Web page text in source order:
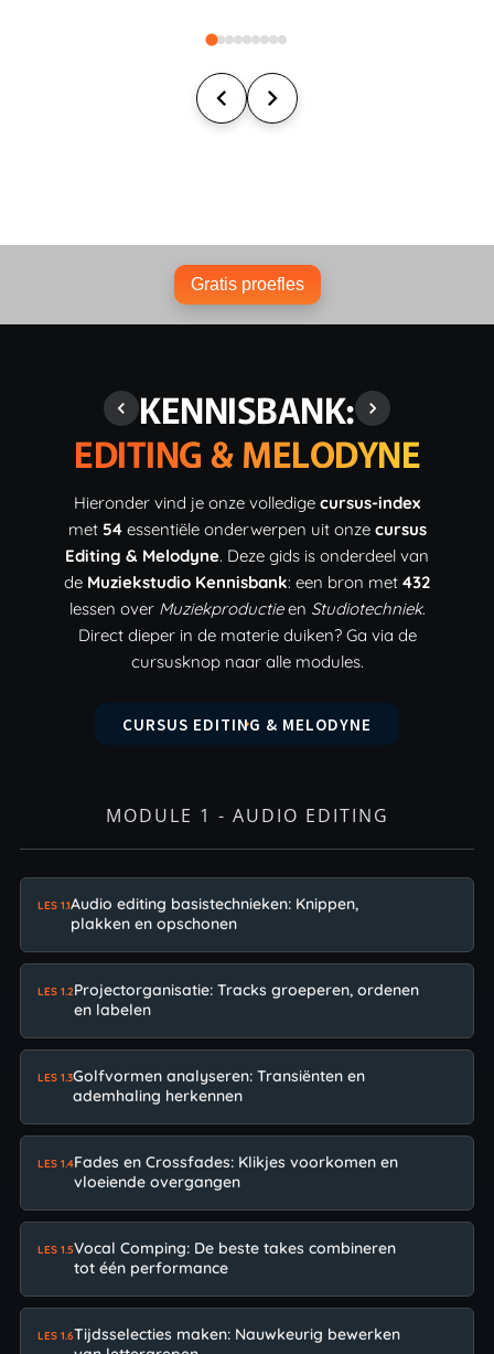
Gratis proefles
KENNISBANK:
EDITING & MELODYNE
Hieronder vind je onze volledige cursus-index
met 54essentiële onderwerpen uit onze cursus
Editing & Melodyne. Deze gids is onderdeel van
de Muziekstudio Kennisbank: een bron met 432
lessen over Muziekproductieen Studiotechniek.
Direct dieper in de materie duiken? Ga via de
cursusknop naar alle modules.
CURSUS EDITING & MELODYNE
MODULE 1 - AUDIO EDITING
LES 1.1Audio editing basistechnieken: Knippen,
plakken en opschonen
LES 1.2Projectorganisatie: Tracks groeperen, ordenen
en labelen
LES 1.3Golfvormen analyseren: Transiënten en
ademhaling herkennen
LES 1.4Fades en Crossfades: Klikjes voorkomen en
vloeiende overgangen
LES 1.5Vocal Comping: De beste takes combineren
tot één performance
LES 1.6Tijdsselecties maken: Nauwkeurig bewerken